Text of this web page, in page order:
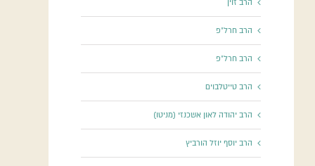
הרב זוין
הרב חרל"פ
הרב חרל"פ
הרב טייטלבוים
הרב יהודה לאון אשכנזי (מניטו)
הרב יוסף יוזל הורביץ